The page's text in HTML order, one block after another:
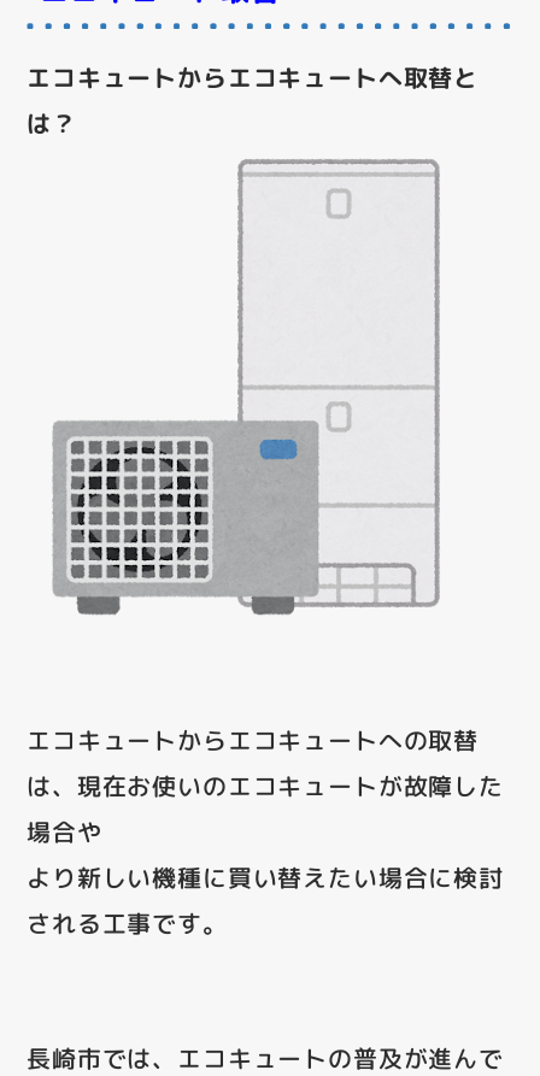
エコキュートからエコキュートへ取替と
は？
エコキュートからエコキュートへの取替
は、現在お使いのエコキュートが故障した
場合や
より新しい機種に買い替えたい場合に検討
される工事です。
長崎市では、エコキュートの普及が進んで